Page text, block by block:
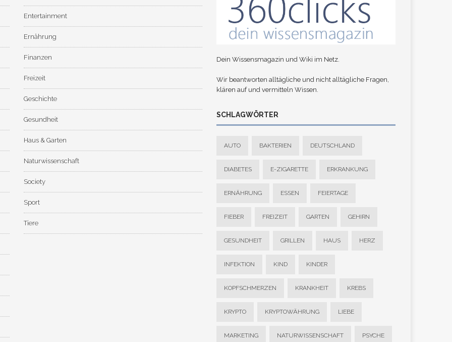
Entertainment
Ernährung
Finanzen
Freizeit
Geschichte
Gesundheit
Haus & Garten
Naturwissenschaft
Society
Sport
Tiere
Dein Wissensmagazin und Wiki im Netz.
Wir beantworten alltägliche und nicht alltägliche Fragen,
klären auf und vermitteln Wissen.
SCHLAGWÖRTER
AUTO BAKTERIEN DEUTSCHLAND
DIABETES E-ZIGARETTE ERKRANKUNG
ERNÄHRUNG ESSEN FEIERTAGE
FIEBER FREIZEIT GARTEN GEHIRN
GESUNDHEIT GRILLEN HAUS HERZ
INFEKTION KIND KINDER
KOPFSCHMERZEN KRANKHEIT KREBS
KRYPTO KRYPTOWÄHRUNG LIEBE
MARKETING NATURWISSENSCHAFT PSYCHE